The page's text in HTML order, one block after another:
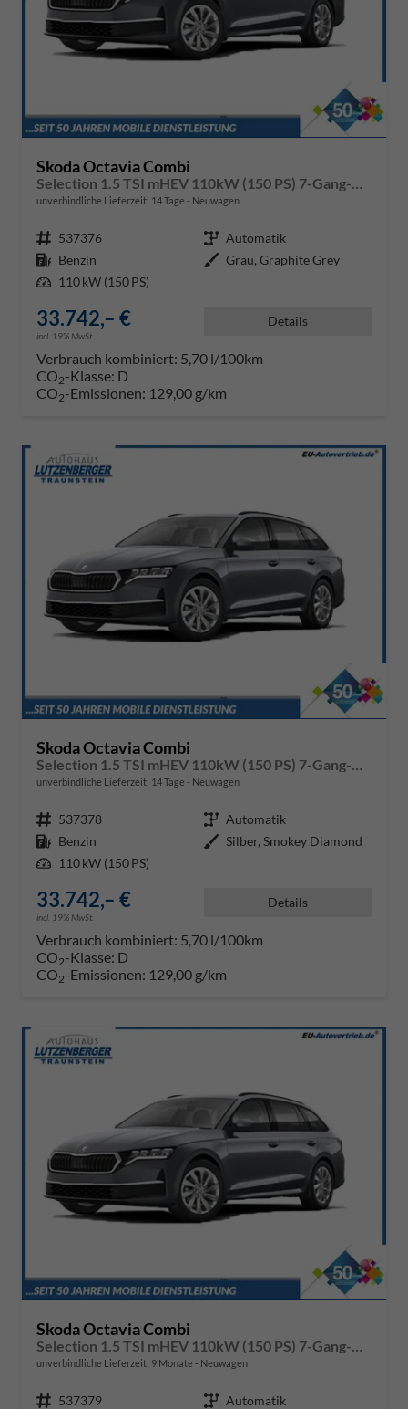
Skoda Octavia Combi
unverbindliche Lieferzeit: 14 Tage Neuwagen
Fahrzeugnr. 537376 Getriebe Automatik
Kraftstoff Benzin Außenfarbe Grau, Graphite Grey
Leistung 110 kW (150 PS)
33.742,– €
incl. 19% MwSt.
Details
Verbrauch kombiniert: 5,70 l/100km
CO2-Klasse: D
CO2-Emissionen: 129,00 g/km
Skoda Octavia Combi
unverbindliche Lieferzeit: 14 Tage Neuwagen
Fahrzeugnr. 537378 Getriebe Automatik
Kraftstoff Benzin Außenfarbe Silber, Smokey Diamond
Leistung 110 kW (150 PS)
33.742,– €
incl. 19% MwSt.
Details
Verbrauch kombiniert: 5,70 l/100km
CO2-Klasse: D
CO2-Emissionen: 129,00 g/km
Skoda Octavia Combi
unverbindliche Lieferzeit: 9 Monate Neuwagen
Fahrzeugnr. 537379 Getriebe Automatik